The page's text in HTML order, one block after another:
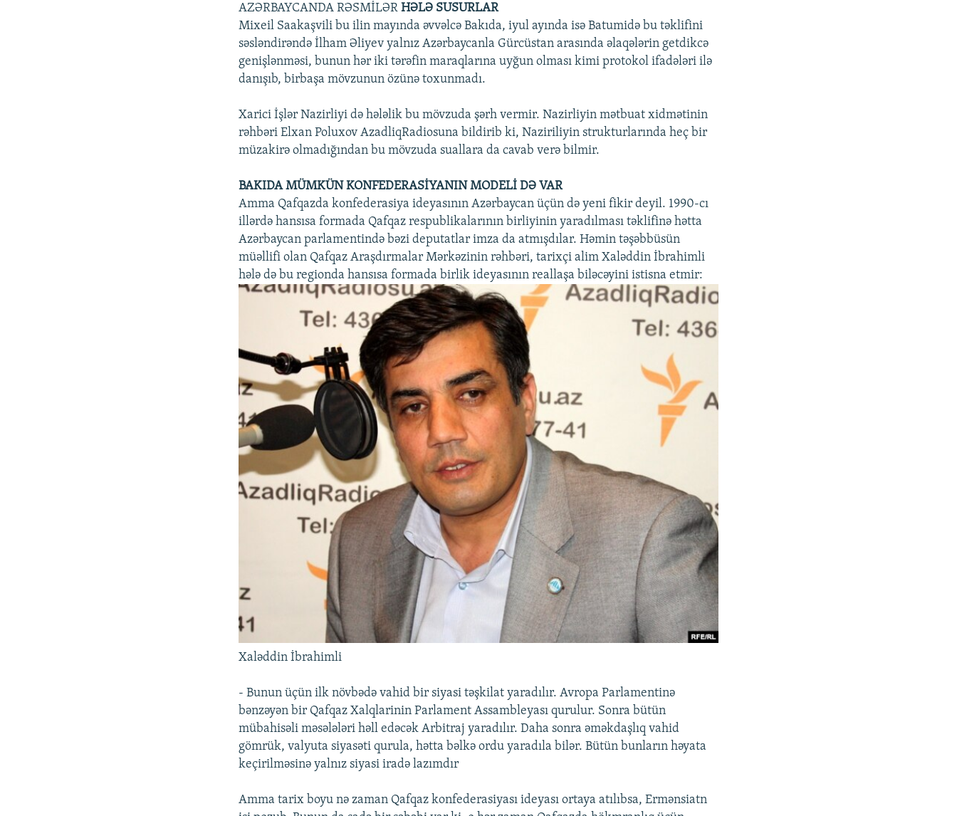
AZƏRBAYCANDA RƏSMİLƏRHƏLƏ SUSURLAR
Mixeil Saakaşvili bu ilin mayında əvvəlcə Bakıda, iyul ayında isə Batumidə bu təklifini
səsləndirəndə İlham Əliyev yalnız Azərbaycanla Gürcüstan arasında əlaqələrin getdikcə
genişlənməsi, bunun hər iki tərəfin maraqlarına uyğun olması kimi protokol ifadələri ilə
danışıb, birbaşa mövzunun özünə toxunmadı.
Xarici İşlər Nazirliyi də hələlik bu mövzuda şərh vermir. Nazirliyin mətbuat xidmətinin
rəhbəri Elxan Poluxov AzadliqRadiosuna bildirib ki, Naziriliyin strukturlarında heç bir
müzakirə olmadığından bu mövzuda suallara da cavab verə bilmir.
BAKIDA MÜMKÜN KONFEDERASİYANIN MODELİ DƏ VAR
Amma Qafqazda konfederasiya ideyasının Azərbaycan üçün də yeni fikir deyil. 1990-cı
illərdə hansısa formada Qafqaz respublikalarının birliyinin yaradılması təklifinə hətta
Azərbaycan parlamentində bəzi deputatlar imza da atmışdılar. Həmin təşəbbüsün
müəllifi olan Qafqaz Araşdırmalar Mərkəzinin rəhbəri, tarixçi alim Xaləddin İbrahimli
hələ də bu regionda hansısa formada birlik ideyasının reallaşa biləcəyini istisna etmir:
Xaləddin İbrahimli
- Bunun üçün ilk növbədə vahid bir siyasi təşkilat yaradılır. Avropa Parlamentinə
bənzəyən bir Qafqaz Xalqlarinin Parlament Assambleyası qurulur. Sonra bütün
mübahisəli məsələləri həll edəcək Arbitraj yaradılır. Daha sonra əməkdaşlıq vahid
gömrük, valyuta siyasəti qurula, hətta bəlkə ordu yaradıla bilər. Bütün bunların həyata
keçirilməsinə yalnız siyasi iradə lazımdır
Amma tarix boyu nə zaman Qafqaz konfederasiyası ideyası ortaya atılıbsa, Ermənsiatn